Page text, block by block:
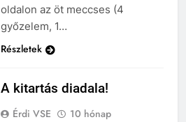
oldalon az öt meccses (4
győzelem, 1…
Részletek
A kitartás diadala!
Érdi VSE
10 hónap